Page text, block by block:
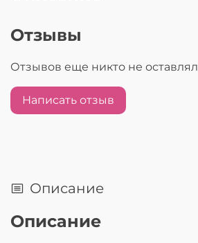
Отзывы
Отзывов еще никто не оставлял
Написать отзыв
Описание
Описание